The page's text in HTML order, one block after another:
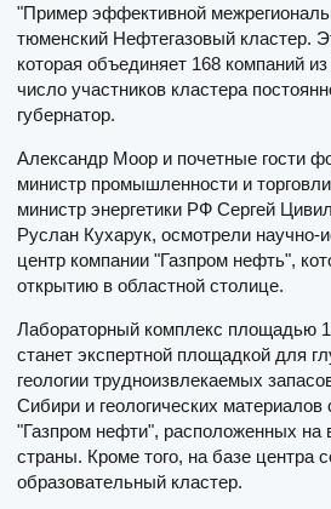
"Пример эффективной
тюменский Нефтегазовый кластер.
которая объединяет 168 компаний
число участников кластера
губернатор.
Александр Моор и почетные гости
министр промышленности и
министр энергетики РФ Сергей
Руслан Кухарук, осмотрели научно-
центр компании "Газпром нефть",
открытию в областной столице.
Лабораторный комплекс площадью
станет экспертной площадкой для
геологии трудноизвлекаемых
Сибири и геологических
"Газпром нефти", расположенных на
страны. Кроме того, на базе центра
образовательный кластер.